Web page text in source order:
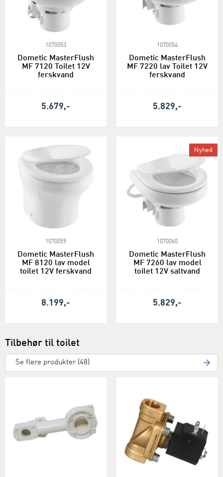
1070053
Dometic MasterFlush
MF 7120 Toilet 12V
ferskvand
5.679,-
1070054
Dometic MasterFlush
MF 7220 lav Toilet 12V
ferskvand
5.829,-
1070059
Dometic MasterFlush
MF 8120 lav model
toilet 12V ferskvand
8.199,-
Nyhed
1070060
Dometic MasterFlush
MF 7260 lav model
toilet 12V saltvand
5.829,-
Tilbehør til toilet
Se flere produkter (48)